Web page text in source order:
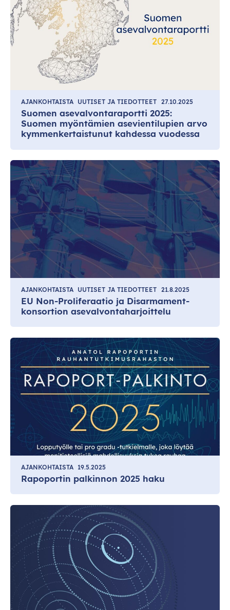
AJANKOHTAISTA UUTISET JA TIEDOTTEET 27.10.2025
Suomen asevalvontaraportti 2025:
Suomen myöntämien asevientilupien arvo
kymmenkertaistunut kahdessa vuodessa
AJANKOHTAISTA UUTISET JA TIEDOTTEET 21.8.2025
EU Non-Proliferaatio ja Disarmament-
konsortion asevalvontaharjoittelu
AJANKOHTAISTA 19.5.2025
Rapoportin palkinnon 2025 haku